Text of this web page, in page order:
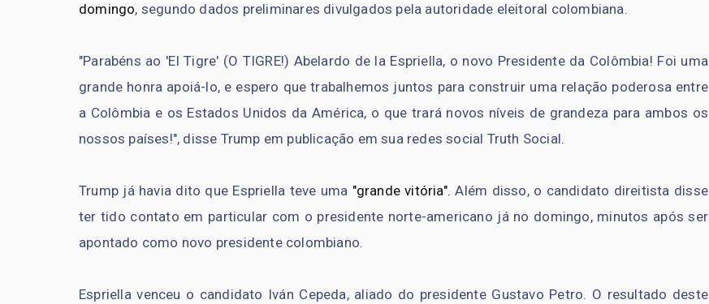
domingo, segundo dados preliminares divulgados pela autoridade eleitoral colombiana.
"Parabéns ao 'El Tigre' (O TIGRE!) Abelardo de la Espriella, o novo Presidente da Colômbia! Foi uma
grande honra apoiá-lo, e espero que trabalhemos juntos para construir uma relação poderosa entre
a Colômbia e os Estados Unidos da América, o que trará novos níveis de grandeza para ambos os
nossos países!", disse Trump em publicação em sua redes social Truth Social.
Trump já havia dito que Espriella teve uma "grande vitória". Além disso, o candidato direitista disse
ter tido contato em particular com o presidente norte-americano já no domingo, minutos após ser
apontado como novo presidente colombiano.
Espriella venceu o candidato Iván Cepeda, aliado do presidente Gustavo Petro. O resultado deste